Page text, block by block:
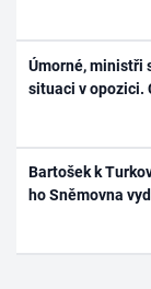
Úmorné, ministři
situaci v opozici.
Bartošek k
ho Sněmovna